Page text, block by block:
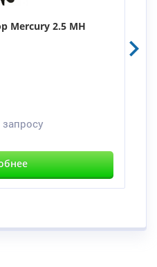
Mercury 2.5 MH
запросу